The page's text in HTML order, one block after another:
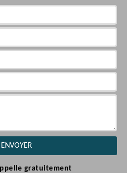
gratuitement